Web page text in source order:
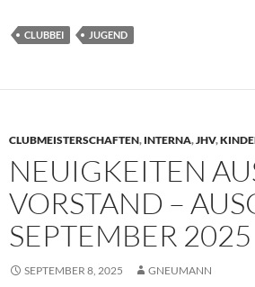
CLUBBEI JUGEND
CLUBMEISTERSCHAFTEN, INTERNA,JHV,
NEUIGKEITEN
VORSTAND –
SEPTEMBER 2025
SEPTEMBER 8, 2025 GNEUMANN